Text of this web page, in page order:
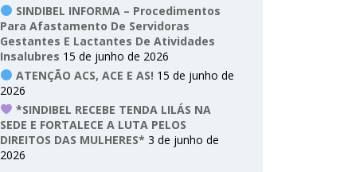
SINDIBEL INFORMA – Procedimentos
Para Afastamento De Servidoras
Gestantes E Lactantes De Atividades
Insalubres 15 de junho de 2026
ATENÇÃO ACS, ACE E AS! 15 de junho de
2026
*SINDIBEL RECEBE TENDA LILÁS NA
SEDE E FORTALECE A LUTA PELOS
DIREITOS DAS MULHERES* 3 de junho de
2026